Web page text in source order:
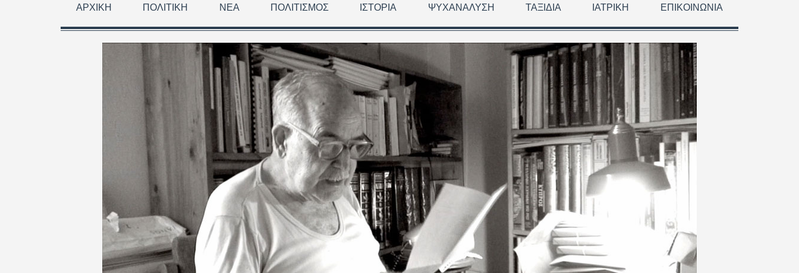
ΑΡΧΙΚΉ ΠΟΛΙΤΙΚΉ ΝΈΑ ΠΟΛΙΤΙΣΜΌΣ ΙΣΤΟΡΊΑ ΨΥΧΑΝΆΛΥΣΗ ΤΑΞΊΔΙΑ ΙΑΤΡΙΚΉ ΕΠΙΚΟΙΝΩΝΊΑ